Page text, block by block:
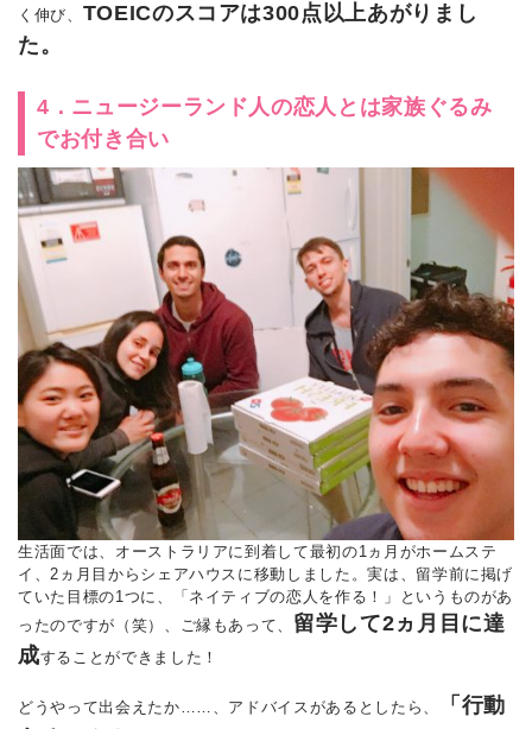
く伸び、 TOEICのスコアは300点以上あがりまし
た。
4．ニュージーランド人の恋人とは家族ぐるみ
でお付き合い
生活面では、オーストラリアに到着して最初の1ヵ月がホームステ
イ、2ヵ月目からシェアハウスに移動しました。実は、留学前に掲げ
ていた目標の1つに、「ネイティブの恋人を作る！」というものがあ
ったのですが（笑）、ご縁もあって、 留学して2ヵ月目に達
成することができました！
どうやって出会えたか……、アドバイスがあるとしたら、
「行動